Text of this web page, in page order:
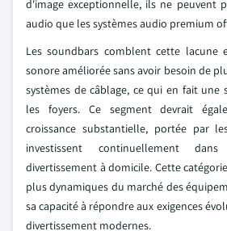
d'image exceptionnelle, ils ne peuvent
audio que les systèmes audio premium
Les soundbars comblent cette lacune
sonore améliorée sans avoir besoin de
systèmes de câblage, ce qui en fait
les foyers. Ce segment devrait
croissance substantielle, portée par
investissent continuellement
divertissement à domicile. Cette
plus dynamiques du marché des
sa capacité à répondre aux exigences
divertissement modernes.